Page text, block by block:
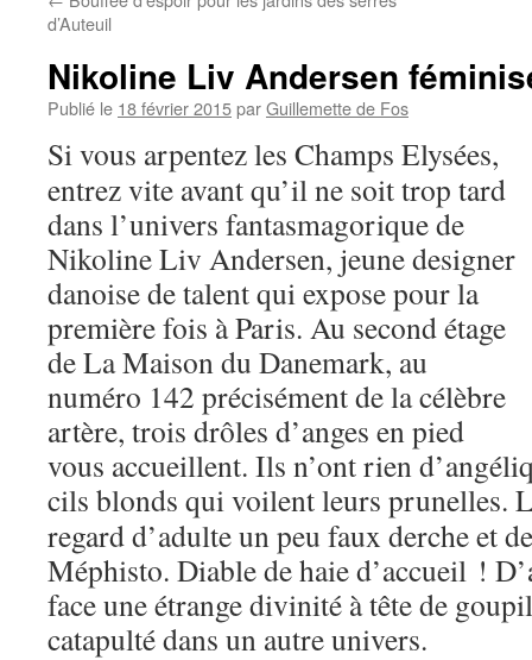
d’Auteuil
Nikoline Liv Andersen
Publié le 18 février 2015parGuillemette de Fos
Si vous arpentez les Champs Elysées,
entrez vite avant qu’il ne soit trop tard
dans l’univers fantasmagorique de
Nikoline Liv Andersen, jeune designer
danoise de talent qui expose pour la
première fois à Paris. Au second étage
de La Maison du Danemark, au
numéro 142 précisément de la célèbre
artère, trois drôles d’anges en pied
vous accueillent. Ils n’ont rien
cils blonds qui voilent leurs prunelles.
regard d’adulte un peu faux derche et
Méphisto. Diable de haie d’accueil !
face une étrange divinité à tête de
catapulté dans un autre univers.